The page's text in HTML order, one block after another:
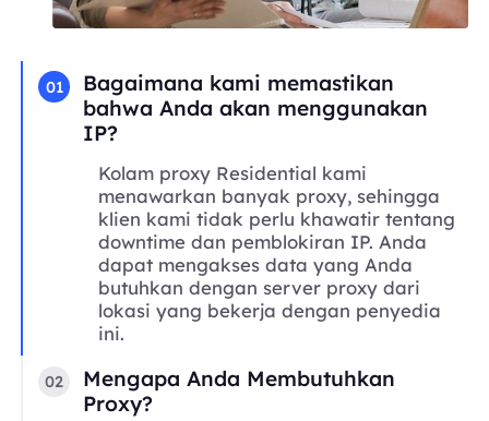
01
Bagaimana kami memastikan
bahwa Anda akan menggunakan
IP?
Kolam proxy Residential kami
menawarkan banyak proxy, sehingga
klien kami tidak perlu khawatir tentang
downtime dan pemblokiran IP. Anda
dapat mengakses data yang Anda
butuhkan dengan server proxy dari
lokasi yang bekerja dengan penyedia
ini.
02
Mengapa Anda Membutuhkan
Proxy?